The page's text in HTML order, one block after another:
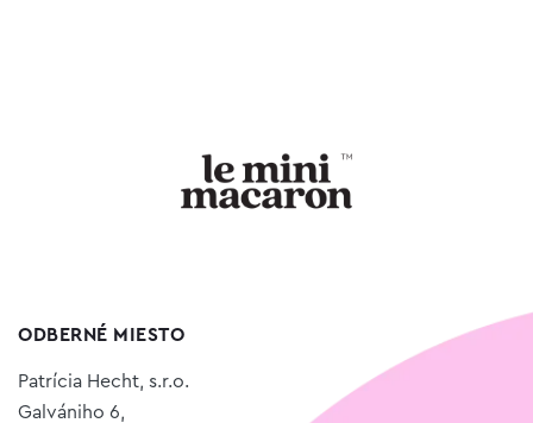
ODBERNÉ MIESTO
Patrícia Hecht, s.r.o.
Galvániho 6,